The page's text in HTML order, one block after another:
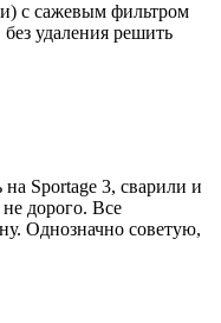
с сажевым фильтром
удаления решить
Sportage 3, сварили и
дорого. Все
Однозначно советую,